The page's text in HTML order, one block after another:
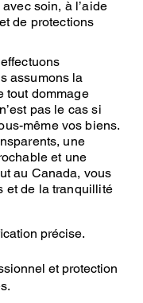
soin, à l’aide
de protections
assumons la
tout dommage
pas le cas si
même vos biens.
une
et une
au Canada, vous
et de la tranquillité
précise.
et protection